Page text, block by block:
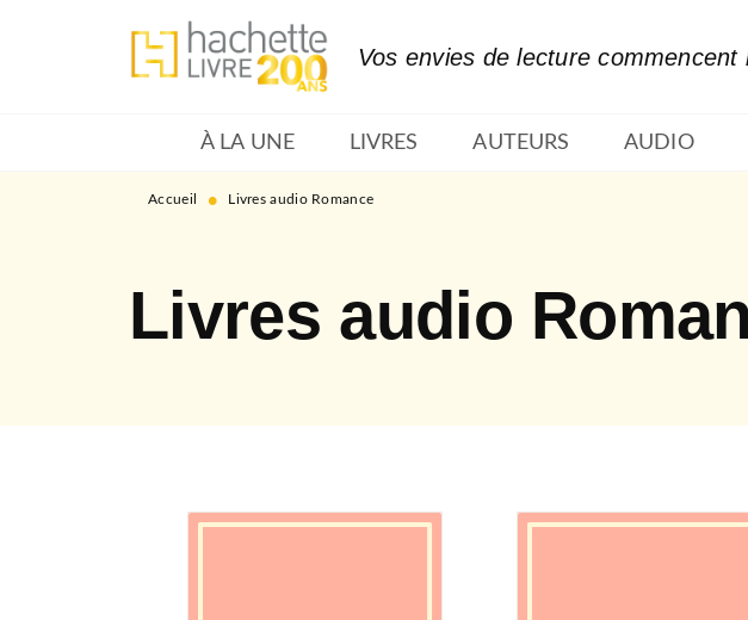
MENU RECHERCHE
Vos envies de lecture commencent
À LA UNE LIVRES AUTEURS AUDIO
Accueil • Livres audio Romance
Livres audio